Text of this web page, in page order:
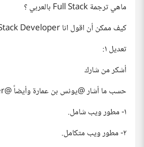
ماهي ترجمة Full Stack بالعربي ؟
كيف ممكن أن اقول انا Full Stack Developer بالعربي ؟
تعديل ١:
أشكر من شارك
حسب ما أشار @يونس بن عمارة‍ وأيضاً @isacodigner‍ أرى أن أنسب ترجمتين تقابل المعنى وتحفظ حقه ووصفه
١- مطور ويب شامل.
٢- مطور ويب متكامل.